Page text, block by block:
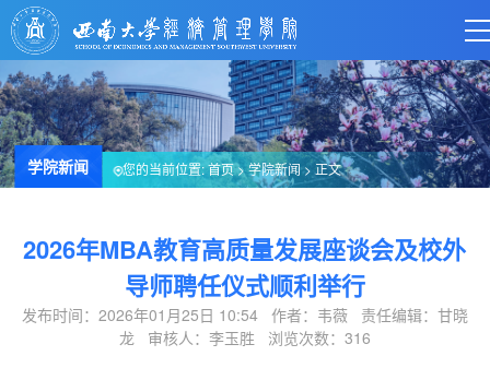
学院新闻 您的当前位置:首页>学院新闻> 正文
2026年MBA教育高质量发展座谈会及校外
导师聘任仪式顺利举行
发布时间：2026年01月25日 10:54 作者：韦薇 责任编辑：甘晓
龙 审核人：李玉胜 浏览次数： 316